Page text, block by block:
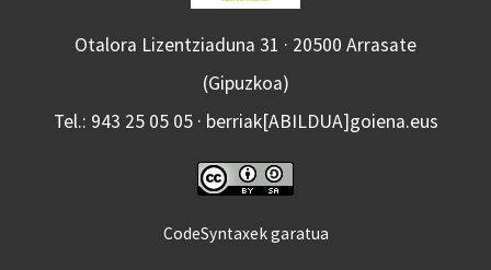
Otalora Lizentziaduna 31 · 20500 Arrasate
(Gipuzkoa)
Tel.: 943 25 05 05 · berriak[ABILDUA]goiena.eus
CodeSyntaxek garatua